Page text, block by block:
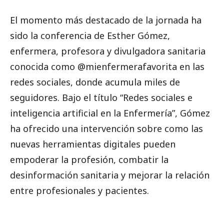
El momento más destacado de la jornada ha
sido la conferencia de Esther Gómez,
enfermera, profesora y divulgadora sanitaria
conocida como @mienfermerafavorita en las
redes sociales, donde acumula miles de
seguidores. Bajo el título “Redes sociales e
inteligencia artificial en la Enfermería”, Gómez
ha ofrecido una intervención sobre como las
nuevas herramientas digitales pueden
empoderar la profesión, combatir la
desinformación sanitaria y mejorar la relación
entre profesionales y pacientes.